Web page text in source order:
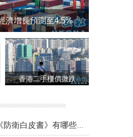
濟增長預測至4.5%
香港二手樓價微跌